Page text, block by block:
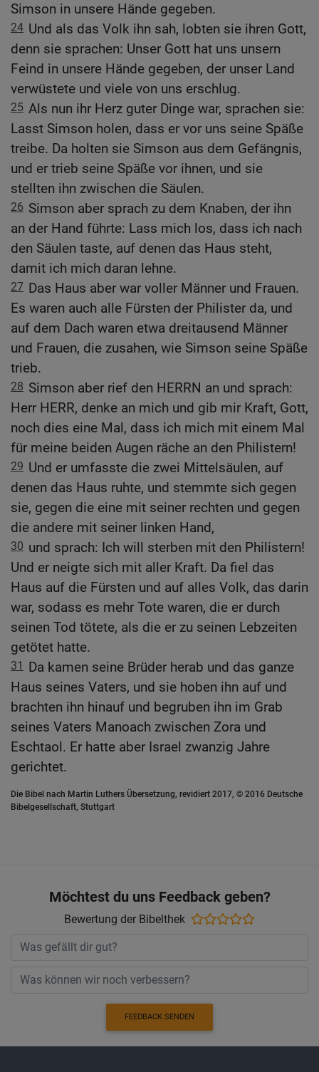
Simson in unsere Hände gegeben.
24 Und als das Volk ihn sah, lobten sie ihren Gott,
denn sie sprachen: Unser Gott hat uns unsern
Feind in unsere Hände gegeben, der unser Land
verwüstete und viele von uns erschlug.
25 Als nun ihr Herz guter Dinge war, sprachen sie:
Lasst Simson holen, dass er vor uns seine Späße
treibe. Da holten sie Simson aus dem Gefängnis,
und er trieb seine Späße vor ihnen, und sie
stellten ihn zwischen die Säulen.
26 Simson aber sprach zu dem Knaben, der ihn
an der Hand führte: Lass mich los, dass ich nach
den Säulen taste, auf denen das Haus steht,
damit ich mich daran lehne.
27 Das Haus aber war voller Männer und Frauen.
Es waren auch alle Fürsten der Philister da, und
auf dem Dach waren etwa dreitausend Männer
und Frauen, die zusahen, wie Simson seine Späße
trieb.
28 Simson aber rief den HERRN an und sprach:
Herr HERR, denke an mich und gib mir Kraft, Gott,
noch dies eine Mal, dass ich mich mit einem Mal
für meine beiden Augen räche an den Philistern!
29 Und er umfasste die zwei Mittelsäulen, auf
denen das Haus ruhte, und stemmte sich gegen
sie, gegen die eine mit seiner rechten und gegen
die andere mit seiner linken Hand,
30 und sprach: Ich will sterben mit den Philistern!
Und er neigte sich mit aller Kraft. Da fiel das
Haus auf die Fürsten und auf alles Volk, das darin
war, sodass es mehr Tote waren, die er durch
seinen Tod tötete, als die er zu seinen Lebzeiten
getötet hatte.
31
Da kamen seine Brüder herab und das ganze
Haus seines Vaters, und sie hoben ihn auf und
brachten ihn hinauf und begruben ihn im Grab
seines Vaters Manoach zwischen Zora und
Eschtaol. Er hatte aber Israel zwanzig Jahre
gerichtet.
Die Bibel nach Martin Luthers Übersetzung, revidiert 2017, © 2016 Deutsche
Bibelgesellschaft, Stuttgart
Möchtest du uns Feedback geben?
Bewertung der Bibelthek
FEEDBACK SENDEN